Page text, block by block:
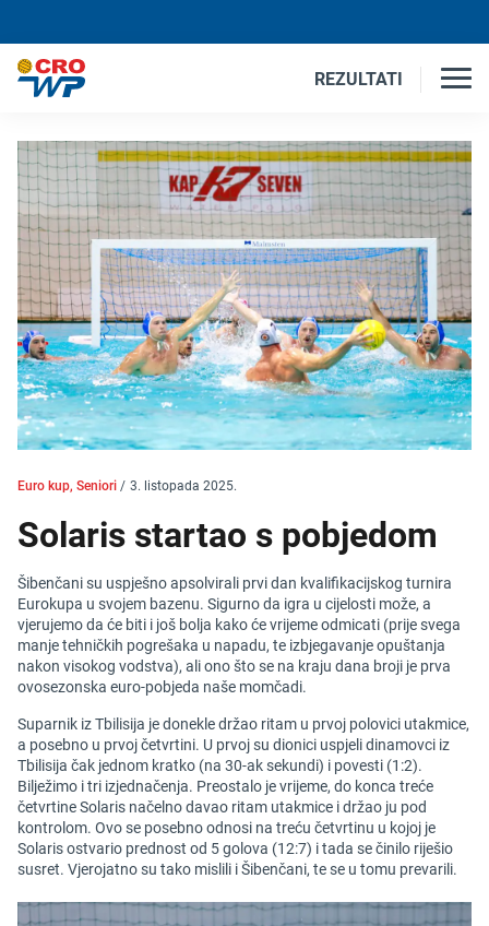
REZULTATI
Euro kup, Seniori / 3. listopada 2025.
Solaris startao s pobjedom
Šibenčani su uspješno apsolvirali prvi dan kvalifikacijskog turnira
Eurokupa u svojem bazenu. Sigurno da igra u cijelosti može, a
vjerujemo da će biti i još bolja kako će vrijeme odmicati (prije svega
manje tehničkih pogrešaka u napadu, te izbjegavanje opuštanja
nakon visokog vodstva), ali ono što se na kraju dana broji je prva
ovosezonska euro-pobjeda naše momčadi.
Suparnik iz Tbilisija je donekle držao ritam u prvoj polovici utakmice,
a posebno u prvoj četvrtini. U prvoj su dionici uspjeli dinamovci iz
Tbilisija čak jednom kratko (na 30-ak sekundi) i povesti (1:2).
Bilježimo i tri izjednačenja. Preostalo je vrijeme, do konca treće
četvrtine Solaris načelno davao ritam utakmice i držao ju pod
kontrolom. Ovo se posebno odnosi na treću četvrtinu u kojoj je
Solaris ostvario prednost od 5 golova (12:7) i tada se činilo riješio
susret. Vjerojatno su tako mislili i Šibenčani, te se u tomu prevarili.